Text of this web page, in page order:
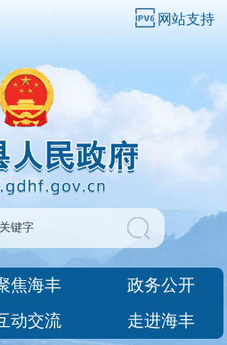
网站支持
焦海丰
政务公开
动交流 走进海丰